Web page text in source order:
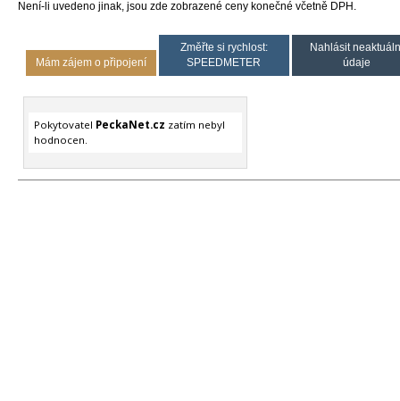
Není-li uvedeno jinak, jsou zde zobrazené ceny konečné včetně DPH.
Mám zájem o připojení
Změřte si rychlost:
SPEEDMETER
Nahlásit
údaje
Pokytovatel PeckaNet.cz zatím nebyl
hodnocen.